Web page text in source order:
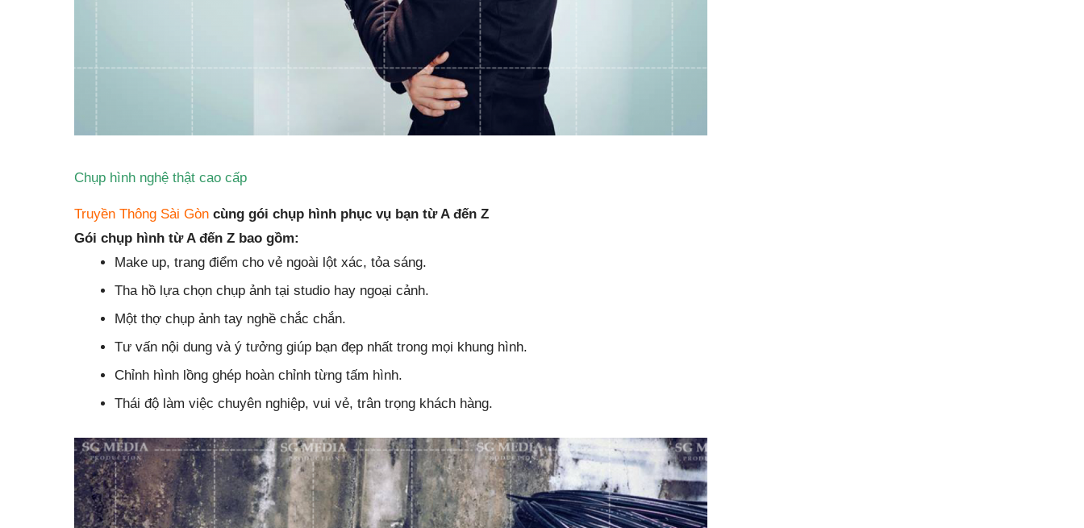
Chụp hình nghệ thật cao cấp
Truyền Thông Sài Gòn cùng gói chụp hình phục vụ bạn từ A đến Z
Gói chụp hình từ A đến Z bao gồm:
Make up, trang điểm cho vẻ ngoài lột xác, tỏa sáng.
Tha hồ lựa chọn chụp ảnh tại studio hay ngoại cảnh.
Một thợ chụp ảnh tay nghề chắc chắn.
Tư vấn nội dung và ý tưởng giúp bạn đẹp nhất trong mọi khung hình.
Chỉnh hình lồng ghép hoàn chỉnh từng tấm hình.
Thái độ làm việc chuyên nghiệp, vui vẻ, trân trọng khách hàng.